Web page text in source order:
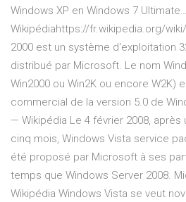
Windows XP en Windows 7
Wikipédiahttps://fr.wikipedia.org/
2000 est un système d'exploitation
distribué par Microsoft. Le nom
Win2000 ou Win2K ou encore W2K)
commercial de la version 5.0 de
— Wikipédia Le 4 février 2008,
cinq mois, Windows Vista service
été proposé par Microsoft à ses
temps que Windows Server 2008.
Wikipédia Windows Vista se veut